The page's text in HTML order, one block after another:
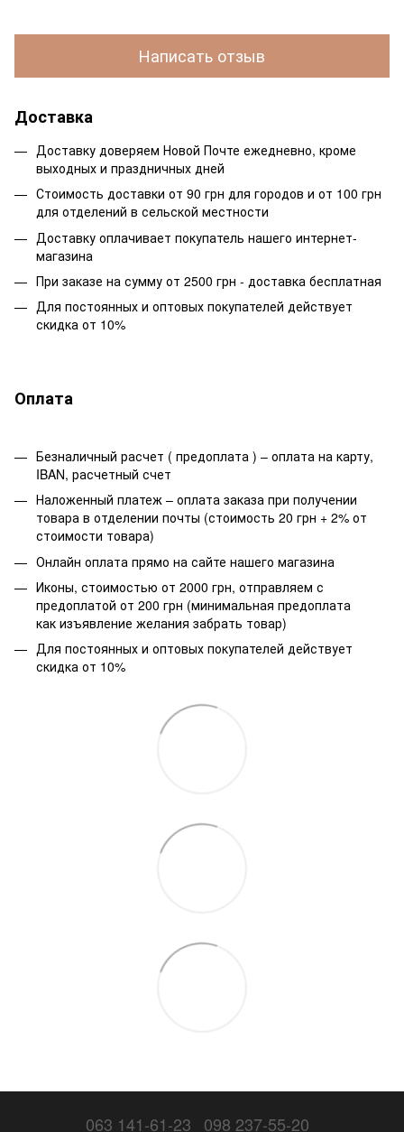
Написать отзыв
Доставка
Доставку доверяем Новой Почте ежедневно, кроме
выходных и праздничных дней
Стоимость доставки от 90 грн для городов и от 100 грн
для отделений в сельской местности
Доставку оплачивает покупатель нашего интернет-
магазина
При заказе на сумму от 2500 грн - доставка бесплатная
Для постоянных и оптовых покупателей действует
скидка от 10%
Оплата
Безналичный расчет ( предоплата ) – оплата на карту,
IBAN, расчетный счет
Наложенный платеж – оплата заказа при получении
товара в отделении почты (стоимость 20 грн + 2% от
стоимости товара)
Онлайн оплата прямо на сайте нашего магазина
Иконы, стоимостью от 2000 грн, отправляем с
предоплатой от 200 грн (минимальная предоплата
как изъявление желания забрать товар)
Для постоянных и оптовых покупателей действует
скидка от 10%
063 141-61-23 098 237-55-20